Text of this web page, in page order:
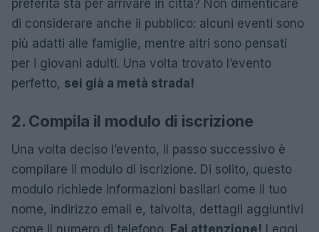
preferita sta per arrivare in città? Non dimenticare
di considerare anche il pubblico: alcuni eventi sono
più adatti alle famiglie, mentre altri sono pensati
per i giovani adulti. Una volta trovato l’evento
perfetto, sei già a metà strada!
2. Compila il modulo di iscrizione
Una volta deciso l’evento, il passo successivo è
compilare il modulo di iscrizione. Di solito, questo
modulo richiede informazioni basilari come il tuo
nome, indirizzo email e, talvolta, dettagli aggiuntivi
come il numero di telefono. Fai attenzione! Leggi